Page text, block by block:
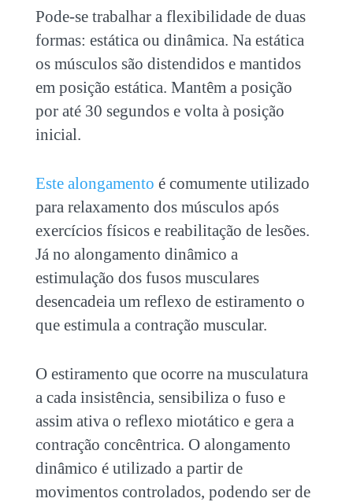
Pode-se trabalhar a flexibilidade de duas
formas: estática ou dinâmica. Na estática
os músculos são distendidos e mantidos
em posição estática. Mantêm a posição
por até 30 segundos e volta à posição
inicial.
Este alongamento é comumente utilizado
para relaxamento dos músculos após
exercícios físicos e reabilitação de lesões.
Já no alongamento dinâmico a
estimulação dos fusos musculares
desencadeia um reflexo de estiramento o
que estimula a contração muscular.
O estiramento que ocorre na musculatura
a cada insistência, sensibiliza o fuso e
assim ativa o reflexo miotático e gera a
contração concêntrica. O alongamento
dinâmico é utilizado a partir de
movimentos controlados, podendo ser de